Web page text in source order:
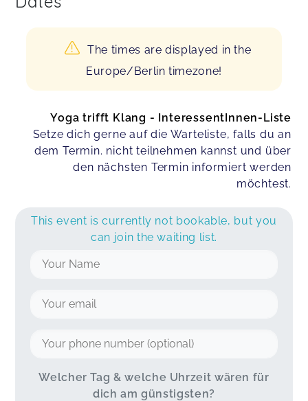
The times are displayed in the
Europe/Berlin timezone!
Yoga trifft Klang - InteressentInnen-Liste
Setze dich gerne auf die Warteliste, falls du an
dem Termin. nicht teilnehmen kannst und über
den nächsten Termin informiert werden
möchtest.
This event is currently not bookable, but you
can join the waiting list.
Welcher Tag & welche Uhrzeit wären für
dich am günstigsten?